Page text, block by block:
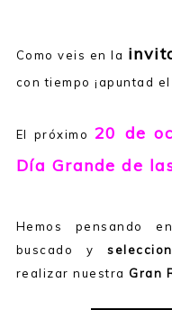
Como veis en la
con tiempo ¡apuntad
El próximo 20 de
Día Grande de
Hemos pensando
buscado y
realizar nuestraGran